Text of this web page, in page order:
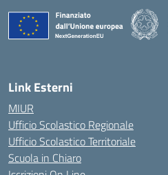
Link Esterni
MIUR
Ufficio Scolastico Regionale
Ufficio Scolastico Territoriale
Scuola in Chiaro